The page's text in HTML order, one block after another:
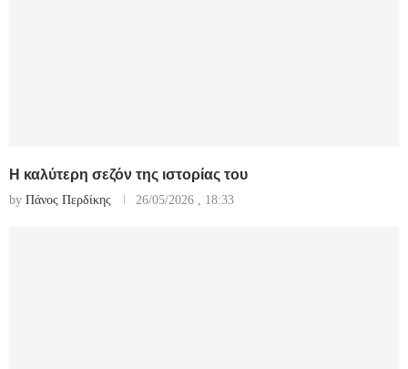
Η καλύτερη σεζόν της ιστορίας του
by Πάνος Περδίκης 26/05/2026 , 18:33